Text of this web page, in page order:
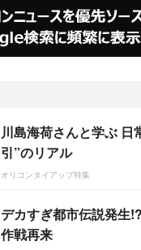
川島海荷さんと学ぶ 日
引”のリアル
オリコンタイアップ特集
デカすぎ都市伝説発生
作戦再来